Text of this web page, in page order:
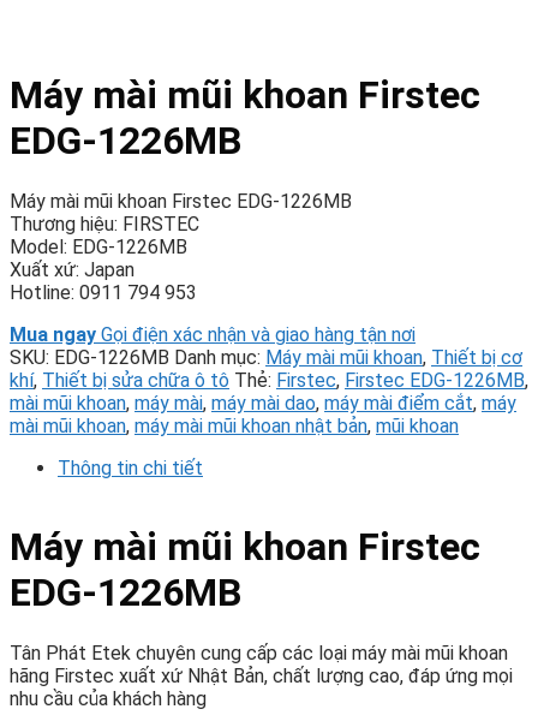
Máy mài mũi khoan Firstec
EDG-1226MB
Máy mài mũi khoan Firstec EDG-1226MB
Thương hiệu: FIRSTEC
Model: EDG-1226MB
Xuất xứ: Japan
Hotline: 0911 794 953
Mua ngay Gọi điện xác nhận và giao hàng tận nơi
SKU: EDG-1226MB Danh mục: Máy mài mũi khoan, Thiết bị cơ
khí, Thiết bị sửa chữa ô tô Thẻ: Firstec, Firstec EDG-1226MB,
mài mũi khoan, máy mài, máy mài dao, máy mài điểm cắt, máy
mài mũi khoan, máy mài mũi khoan nhật bản, mũi khoan
Thông tin chi tiết
Máy mài mũi khoan Firstec
EDG-1226MB
Tân Phát Etek chuyên cung cấp các loại máy mài mũi khoan
hãng Firstec xuất xứ Nhật Bản, chất lượng cao, đáp ứng mọi
nhu cầu của khách hàng